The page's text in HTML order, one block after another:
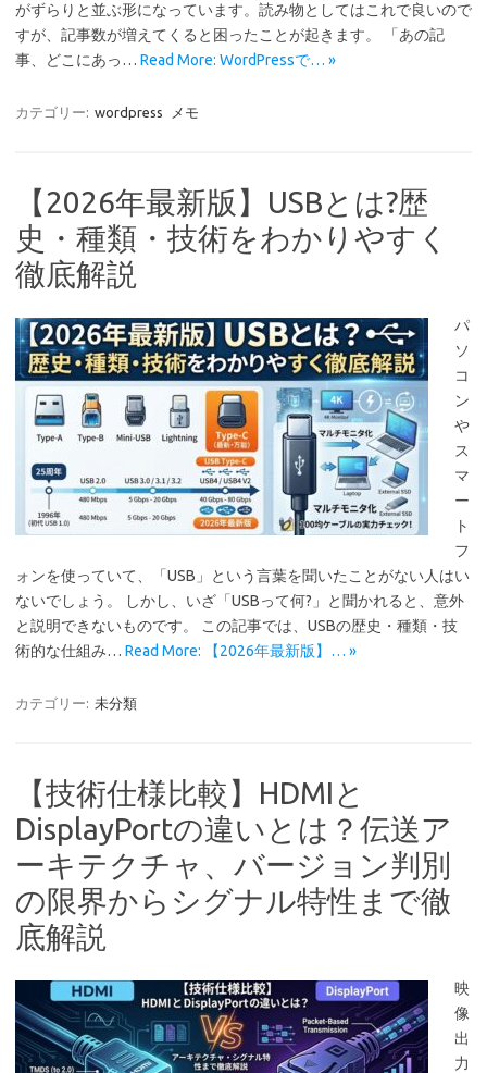
がずらりと並ぶ形になっています。読み物としてはこれで良いので
すが、記事数が増えてくると困ったことが起きます。 「あの記
事、どこにあっ… Read More: WordPressで… »
カテゴリー: wordpress メモ
【2026年最新版】USBとは?歴
史・種類・技術をわかりやすく
徹底解説
パ
ソ
コ
ン
や
ス
マ
ー
ト
フ
ォンを使っていて、「USB」という言葉を聞いたことがない人はい
ないでしょう。 しかし、いざ「USBって何?」と聞かれると、意外
と説明できないものです。 この記事では、USBの歴史・種類・技
術的な仕組み… Read More: 【2026年最新版】… »
カテゴリー: 未分類
【技術仕様比較】HDMIと
DisplayPortの違いとは？伝送ア
ーキテクチャ、バージョン判別
の限界からシグナル特性まで徹
底解説
映
像
出
力